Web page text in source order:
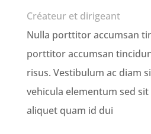
Créateur et dirigeant
Nulla porttitor accumsan
porttitor accumsan
risus. Vestibulum ac diam
vehicula elementum sed
aliquet quam id dui